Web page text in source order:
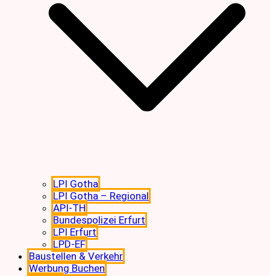
LPI Gotha
LPI Gotha – Regional
API-TH
Bundespolizei Erfurt
LPI Erfurt
LPD-EF
Baustellen & Verkehr
Werbung Buchen